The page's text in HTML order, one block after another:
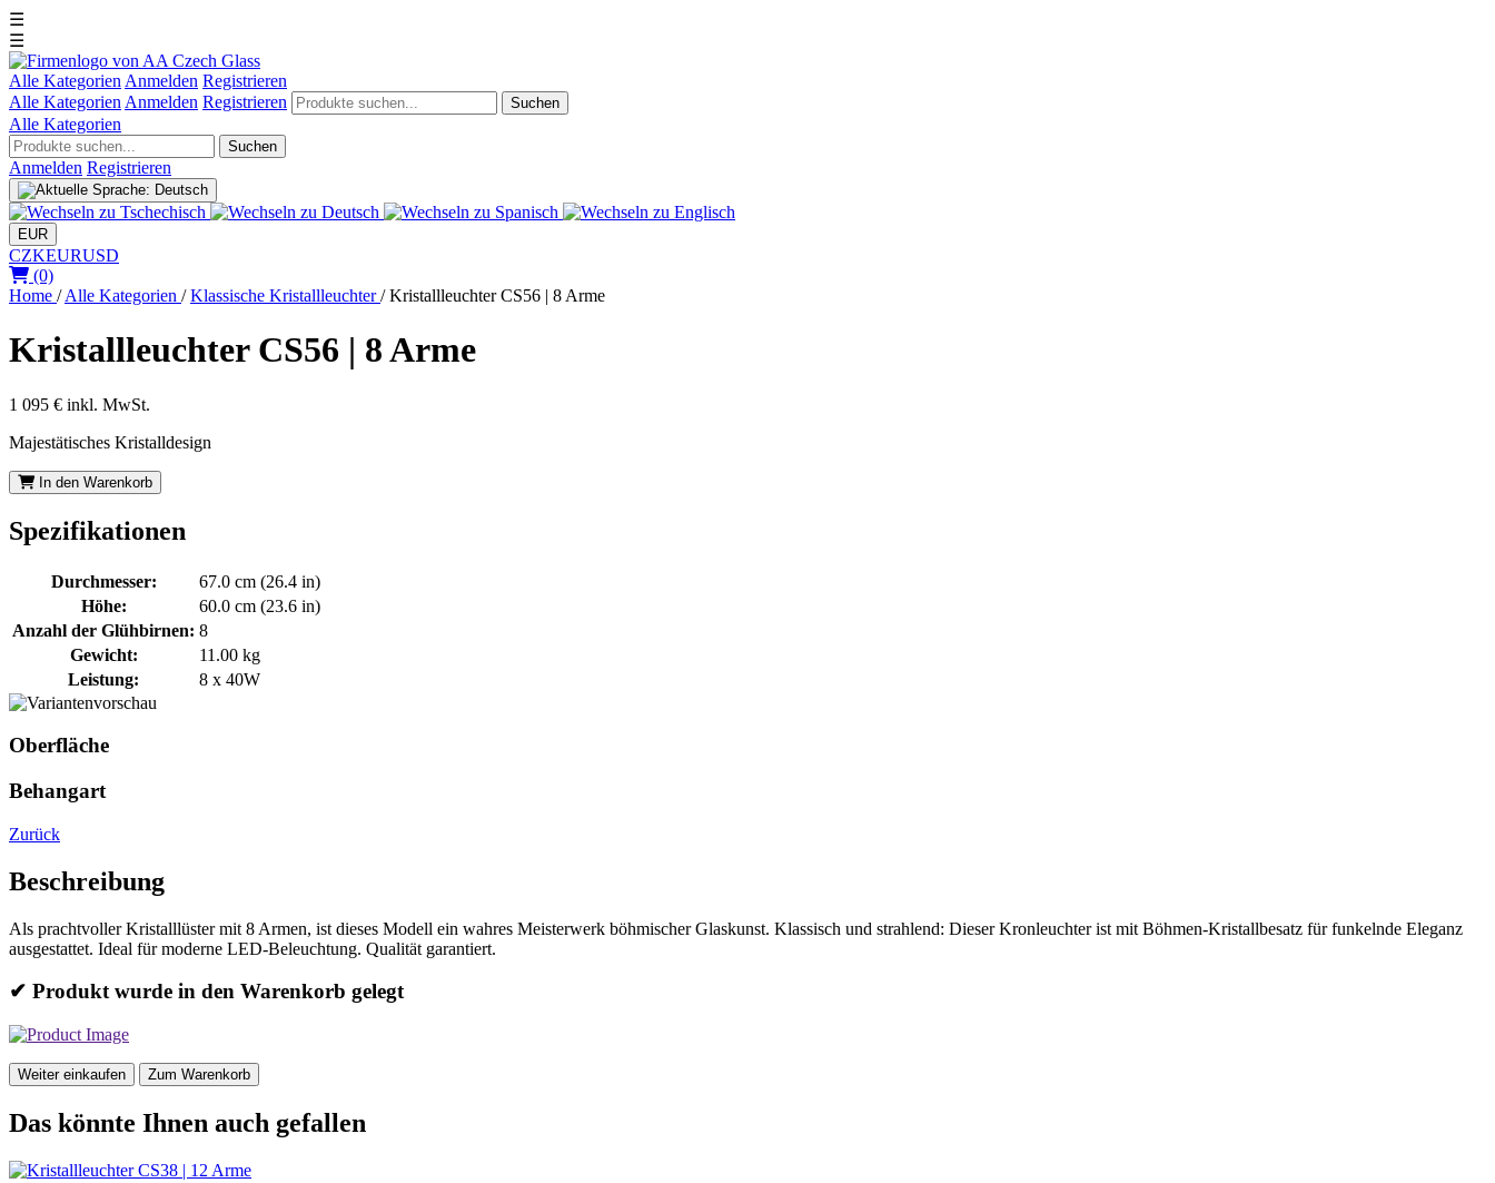
☰
☰
Alle Kategorien Anmelden Registrieren
Alle Kategorien Anmelden Registrieren Suchen
Alle Kategorien
Suchen
Anmelden Registrieren
EUR
CZKEURUSD
(0)
Home / Alle Kategorien / Klassische Kristallleuchter/ Kristallleuchter CS56 | 8 Arme
Kristallleuchter CS56 | 8 Arme
1 095 € inkl. MwSt.
Majestätisches Kristalldesign
In den Warenkorb
Spezifikationen
Durchmesser:
67.0 cm (26.4 in)
Höhe:
60.0 cm (23.6 in)
Anzahl der Glühbirnen: 8
Gewicht:
11.00 kg
Leistung:
8 x 40W
Oberfläche
Behangart
Zurück
Beschreibung
Als prachtvoller Kristalllüster mit 8 Armen, ist dieses Modell ein wahres Meisterwerk böhmischer Glaskunst. Klassisch und strahlend: Dieser Kronleuchter ist mit Böhmen-Kristallbesatz für funkelnde Eleganz
ausgestattet. Ideal für moderne LED-Beleuchtung. Qualität garantiert.
✔ Produkt wurde in den Warenkorb gelegt
Weiter einkaufen Zum Warenkorb
Das könnte Ihnen auch gefallen